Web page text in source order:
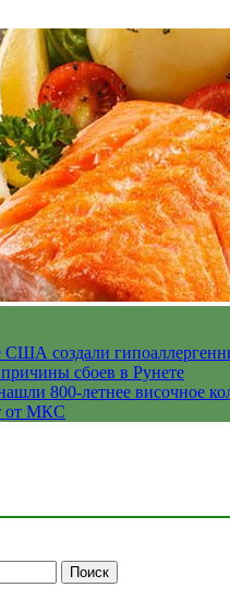
США создали
сбоев в Рунете
800-летнее височное
от МКС